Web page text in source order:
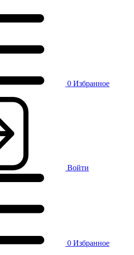
0 Избранное
Войти
0 Избранное